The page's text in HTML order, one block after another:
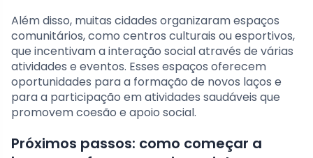
Além disso, muitas cidades organizaram espaços
comunitários, como centros culturais ou esportivos,
que incentivam a interação social através de várias
atividades e eventos. Esses espaços oferecem
oportunidades para a formação de novos laços e
para a participação em atividades saudáveis que
promovem coesão e apoio social.
Próximos passos: como começar a